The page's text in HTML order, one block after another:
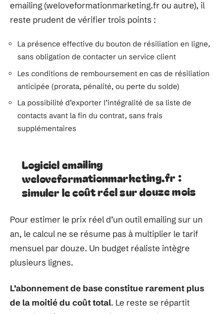
emailing (weloveformationmarketing.fr ou autre), il
reste prudent de vérifier trois points :
La présence effective du bouton de résiliation en ligne,
sans obligation de contacter un service client
Les conditions de remboursement en cas de résiliation
anticipée (prorata, pénalité, ou perte du solde)
La possibilité d’exporter l’intégralité de sa liste de
contacts avant la fin du contrat, sans frais
supplémentaires
Logiciel emailing
weloveformationmarketing.fr :
simuler le coût réel sur douze mois
Pour estimer le prix réel d’un outil emailing sur un
an, le calcul ne se résume pas à multiplier le tarif
mensuel par douze. Un budget réaliste intègre
plusieurs lignes.
L’abonnement de base constitue rarement plus
de la moitié du coût total. Le reste se répartit